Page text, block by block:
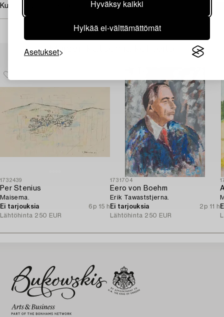
Hyväksy kaikki
Hylkää ei-välttämättömät
Asetukset
Kuvan käyttöoikeudet
Muiden katsomia kohteita
1732439
Per Stenius
Maisema.
Ei tarjouksia
6p 15 h
Lähtöhinta 250 EUR
1731704
Eero von Boehm
Erik Tawaststjerna.
Ei tarjouksia
2p 11 h
Lähtöhinta 250 EUR